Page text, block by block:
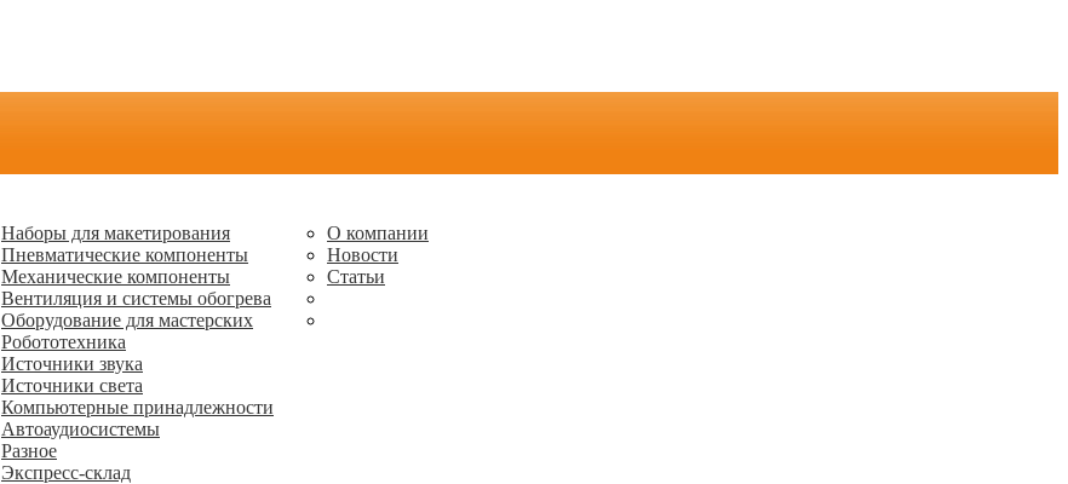
Наборы для макетирования
Пневматические компоненты
Механические компоненты
Вентиляция и системы обогрева
Оборудование для мастерских
Робототехника
Источники звука
Источники света
Компьютерные принадлежности
Автоаудиосистемы
Разное
Экспресс-склад
О компании
Новости
Статьи